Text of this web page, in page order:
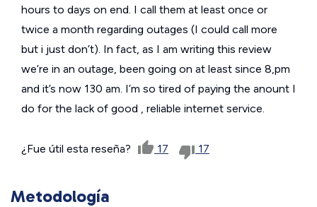
hours to days on end. I call them at least once or
twice a month regarding outages (I could call more
but i just don’t). In fact, as I am writing this review
we’re in an outage, been going on at least since 8,pm
and it’s now 130 am. I’m so tired of paying the anount I
do for the lack of good , reliable internet service.
¿Fue útil esta reseña? 17 17
Metodología